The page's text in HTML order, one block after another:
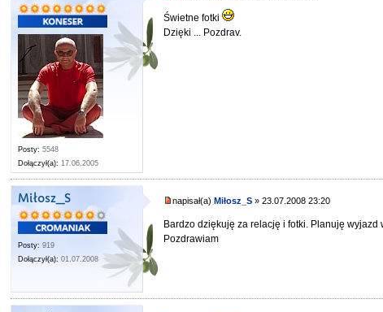
Posty: 5548
Dołączył(a): 17.06.2005
Świetne fotki
Dzięki ... Pozdrav.
Miłosz_S
Posty: 919
Dołączył(a): 01.07.2008
napisał(a) Miłosz_S » 23.07.2008 23:20
Bardzo dziękuję za relację i fotki. Planuję
Pozdrawiam